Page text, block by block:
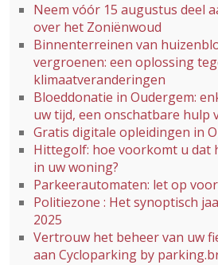
Neem vóór 15 augustus deel
over het Zoniënwoud
Binnenterreinen van
vergroenen: een oplossing
klimaatveranderingen
Bloeddonatie in Oudergem:
uw tijd, een onschatbare hulp
Gratis digitale opleidingen in
Hittegolf: hoe voorkomt u dat
in uw woning?
Parkeerautomaten: let op voor
Politiezone : Het synoptisch
2025
Vertrouw het beheer van uw
aan Cycloparking by